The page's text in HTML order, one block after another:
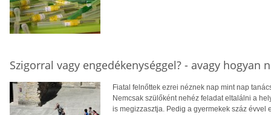
Szigorral vagy engedékenységgel? - avagy hogyan
Fiatal felnőttek ezrei néznek nap mint nap
Nemcsak szülőként nehéz feladat eltalálni a
is megizzasztja. Pedig a gyermekek száz évvel